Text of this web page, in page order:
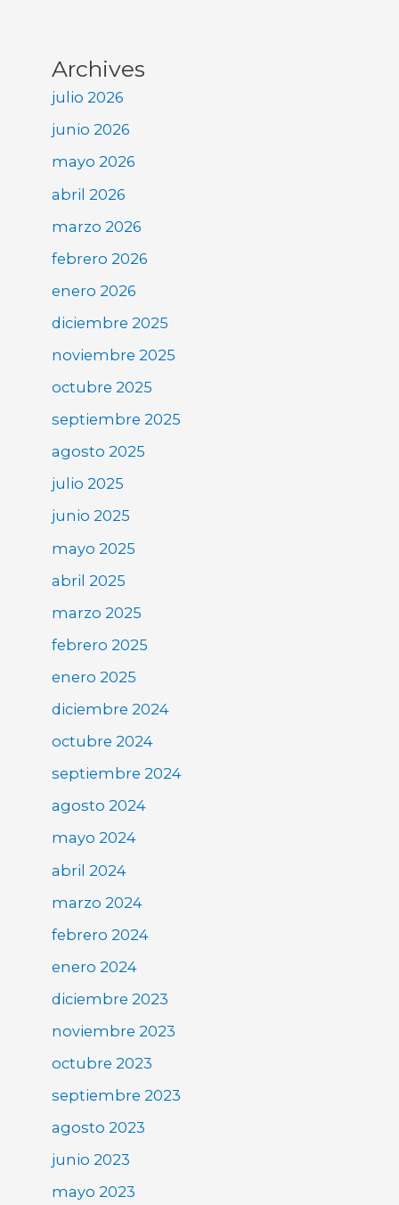
Archives
julio 2026
junio 2026
mayo 2026
abril 2026
marzo 2026
febrero 2026
enero 2026
diciembre 2025
noviembre 2025
octubre 2025
septiembre 2025
agosto 2025
julio 2025
junio 2025
mayo 2025
abril 2025
marzo 2025
febrero 2025
enero 2025
diciembre 2024
octubre 2024
septiembre 2024
agosto 2024
mayo 2024
abril 2024
marzo 2024
febrero 2024
enero 2024
diciembre 2023
noviembre 2023
octubre 2023
septiembre 2023
agosto 2023
junio 2023
mayo 2023